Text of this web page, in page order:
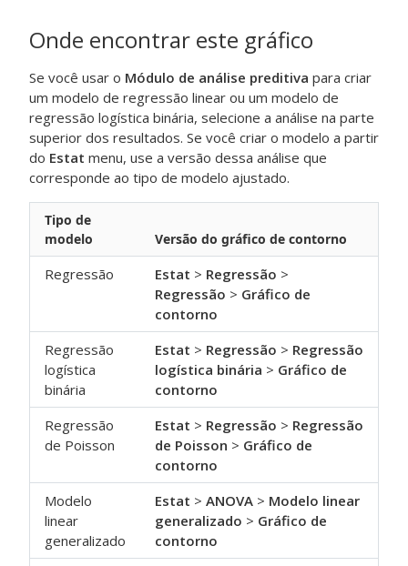
Onde encontrar este gráfico
Se você usar o Módulo de análise preditiva para criar
um modelo de regressão linear ou um modelo de
regressão logística binária, selecione a análise na parte
superior dos resultados. Se você criar o modelo a partir
do Estat menu, use a versão dessa análise que
corresponde ao tipo de modelo ajustado.
Tipo de
modelo
Versão do gráfico de contorno
Regressão Estat > Regressão >
Regressão > Gráfico de
contorno
Regressão
logística
binária
Estat > Regressão > Regressão
logística binária > Gráfico de
contorno
Regressão
de Poisson
Estat > Regressão > Regressão
de Poisson > Gráfico de
contorno
Modelo
linear
generalizado
Estat > ANOVA > Modelo linear
generalizado > Gráfico de
contorno